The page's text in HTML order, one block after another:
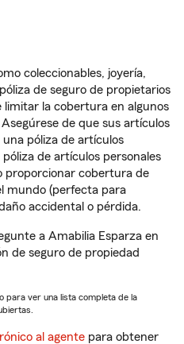
coleccionables, joyería,
de seguro de propietarios
limitar la cobertura en algunos
de que sus artículos
póliza de artículos
de artículos personales
proporcionar cobertura de
mundo (perfecta para
accidental o pérdida.
a Amabilia Esparza en
de seguro de propiedad
para ver una lista completa de la
al agente para obtener